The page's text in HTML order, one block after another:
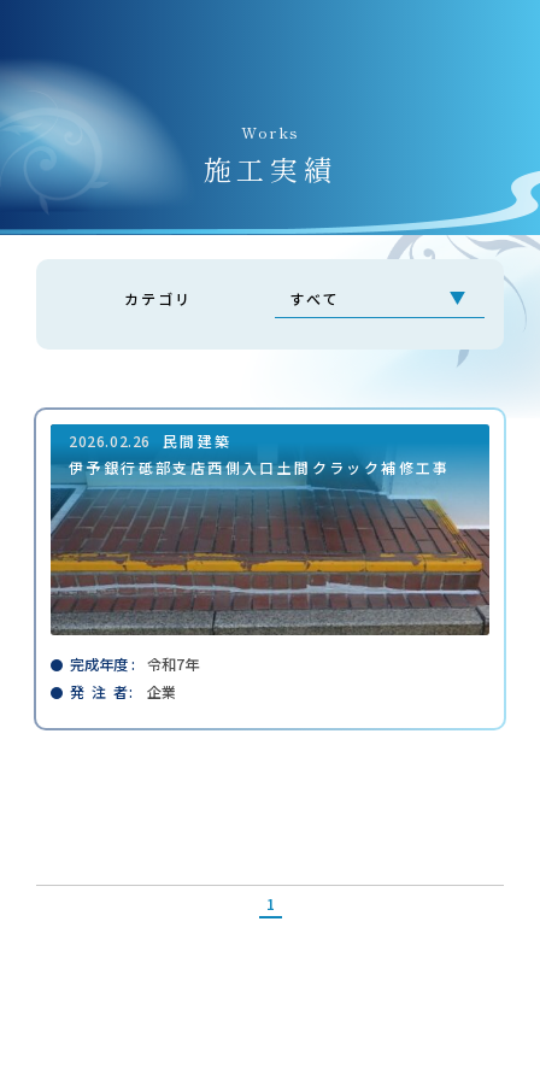
Works
施⼯実績
カテゴリ
2026.02.26
民間建築
伊予銀行砥部支店西側入口土間クラック補修工事
完成年度
令和7年
発 注 者
企業
1